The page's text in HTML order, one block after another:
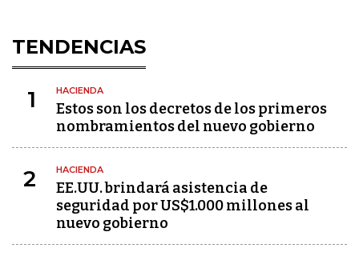
TENDENCIAS
1 HACIENDA
Estos son los decretos de los primeros
nombramientos del nuevo gobierno
2 HACIENDA
EE.UU. brindará asistencia de
seguridad por US$1.000 millones al
nuevo gobierno